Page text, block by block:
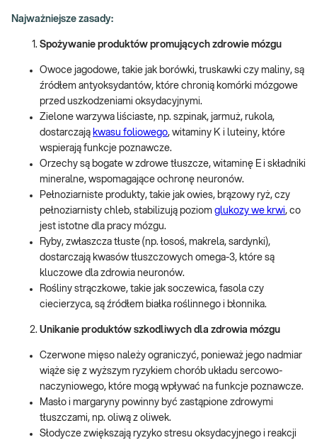
Najważniejsze zasady:
Spożywanie produktów promujących zdrowie mózgu
Owoce jagodowe, takie jak borówki, truskawki czy maliny, są
źródłem antyoksydantów, które chronią komórki mózgowe
przed uszkodzeniami oksydacyjnymi.
Zielone warzywa liściaste, np. szpinak, jarmuż, rukola,
dostarczają kwasu foliowego, witaminy K i luteiny, które
wspierają funkcje poznawcze.
Orzechy są bogate w zdrowe tłuszcze, witaminę E i składniki
mineralne, wspomagające ochronę neuronów.
Pełnoziarniste produkty, takie jak owies, brązowy ryż, czy
pełnoziarnisty chleb, stabilizują poziom glukozy we krwi, co
jest istotne dla pracy mózgu.
Ryby, zwłaszcza tłuste (np. łosoś, makrela, sardynki),
dostarczają kwasów tłuszczowych omega-3, które są
kluczowe dla zdrowia neuronów.
Rośliny strączkowe, takie jak soczewica, fasola czy
ciecierzyca, są źródłem białka roślinnego i błonnika.
Unikanie produktów szkodliwych dla zdrowia mózgu
Czerwone mięso należy ograniczyć, ponieważ jego nadmiar
wiąże się z wyższym ryzykiem chorób układu sercowo-
naczyniowego, które mogą wpływać na funkcje poznawcze.
Masło i margaryny powinny być zastąpione zdrowymi
tłuszczami, np. oliwą z oliwek.
Słodycze zwiększają ryzyko stresu oksydacyjnego i reakcji